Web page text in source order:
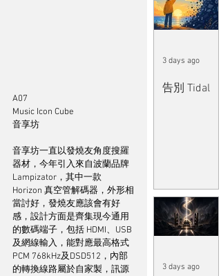
A07
Music Icon Cube
音享坊
音享坊一直以發燒友角度搜羅
器材，今年引入來自波蘭品牌
Lampizator，其中一款
Horizon 真空管解碼器，外形相
當討好，發燒友應該會有好
感，設計方面是齊集現今通用
的數碼端子，包括 HDMI、USB
及網線輸入，能對應最高格式
PCM 768kHz及DSD512，內部
的轉換線路屬於自家製，訊源
告別 Tidal
3 days ago
3 days ago